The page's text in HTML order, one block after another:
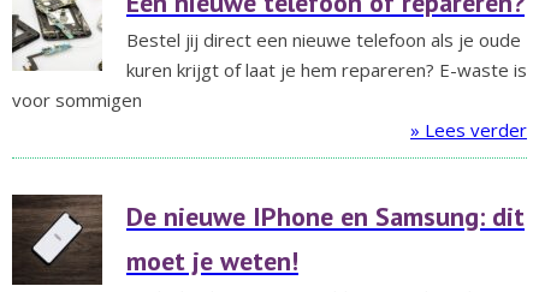
Bestel jij direct een nieuwe telefoon als je oude
kuren krijgt of laat je hem repareren? E-waste is
voor sommigen
» Lees verder
De nieuwe IPhone en Samsung: dit
moet je weten!